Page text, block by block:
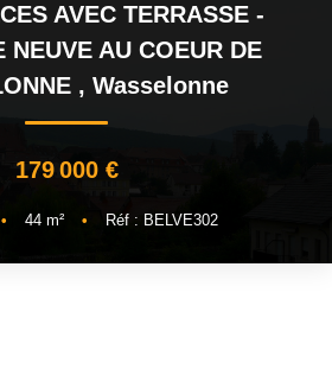
Neuf
GESTION
AVEC TERRASSE -
NEUVE AU COEUR DE
, Wasselonne
179 000 €
• 44m² • Réf : BELVE302